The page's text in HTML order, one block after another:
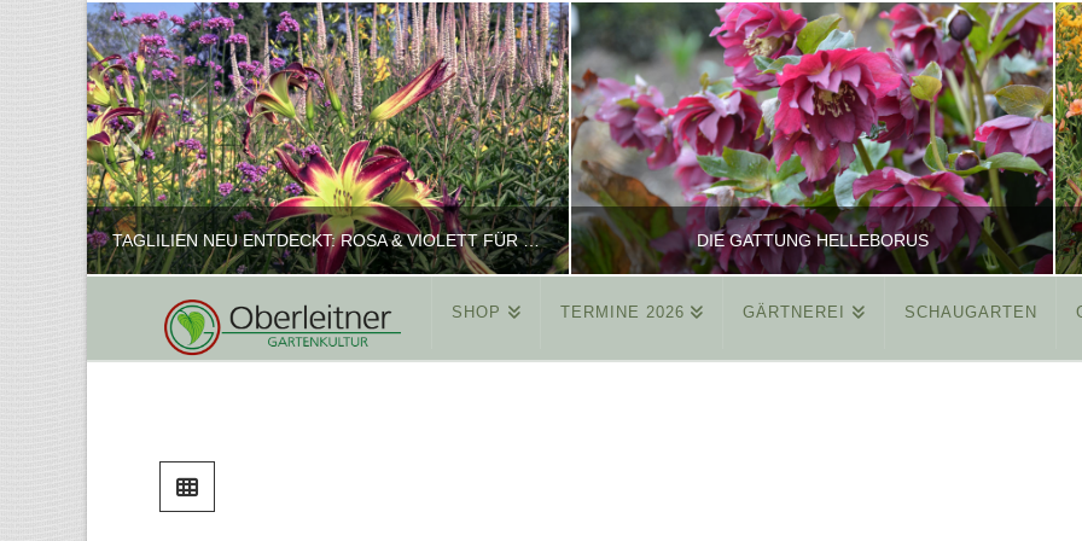
TAGLILIEN NEU ENTDECKT: ROSA & VIOLETT FÜR ROMANTISCHE PFLANZKOMBINATIONEN
REINHARD
DIE GATTUNG HELLEBORUS
REINHARD
SHOP TERMINE 2026 GÄRTNEREI SCHAUGARTEN